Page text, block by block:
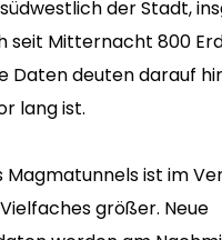
der Stadt,
seit Mitternacht 800
Daten deuten darauf
lang ist.
Magmatunnels ist im
größer. Neue